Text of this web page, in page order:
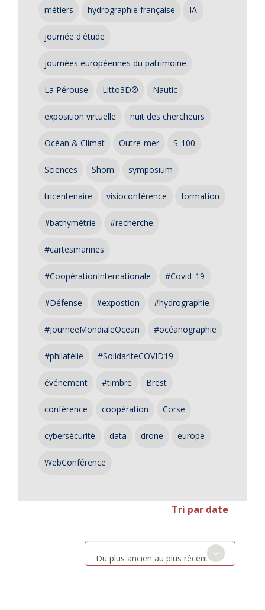
métiers hydrographie française IA
journée d'étude
journées européennes du patrimoine
La Pérouse Litto3D® Nautic
exposition virtuelle nuit des chercheurs
Océan & Climat Outre-mer S-100
Sciences Shom symposium
tricentenaire visioconférence formation
#bathymétrie #recherche
#cartesmarines
#CoopérationInternationale #Covid_19
#Défense #expostion #hydrographie
#JourneeMondialeOcean #océanographie
#philatélie #SolidariteCOVID19
événement #timbre Brest
conférence coopération Corse
cybersécurité data drone europe
WebConférence
Tri par date
Du plus ancien au plus récent